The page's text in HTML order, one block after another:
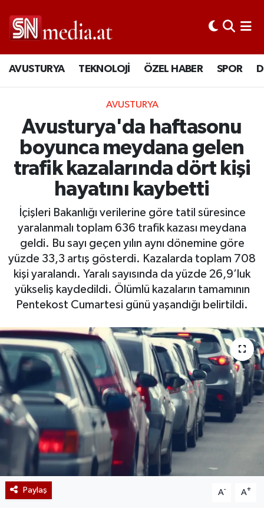
AVUSTURYA TEKNOLOJİ ÖZEL HABER SPOR
AVUSTURYA
Avusturya'da haftasonu
boyunca meydana gelen
trafik kazalarında dört kişi
hayatını kaybetti
İçişleri Bakanlığı verilerine göre tatil süresince
yaralanmalı toplam 636 trafik kazası meydana
geldi. Bu sayı geçen yılın aynı dönemine göre
yüzde 33,3 artış gösterdi. Kazalarda toplam 708
kişi yaralandı. Yaralı sayısında da yüzde 26,9’luk
yükseliş kaydedildi. Ölümlü kazaların tamamının
Pentekost Cumartesi günü yaşandığı belirtildi.
Paylaş A- A+